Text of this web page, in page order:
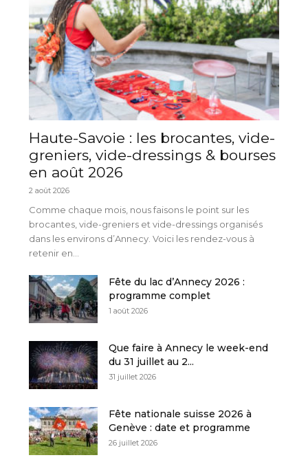
Haute-Savoie : les brocantes, vide-
greniers, vide-dressings & bourses
en août 2026
2 août 2026
Comme chaque mois, nous faisons le point sur les
brocantes, vide-greniers et vide-dressings organisés
dans les environs d’Annecy. Voici les rendez-vous à
retenir en...
Fête du lac d’Annecy 2026 :
programme complet
1 août 2026
Que faire à Annecy le week-end
du 31 juillet au 2...
31 juillet 2026
Fête nationale suisse 2026 à
Genève : date et programme
26 juillet 2026